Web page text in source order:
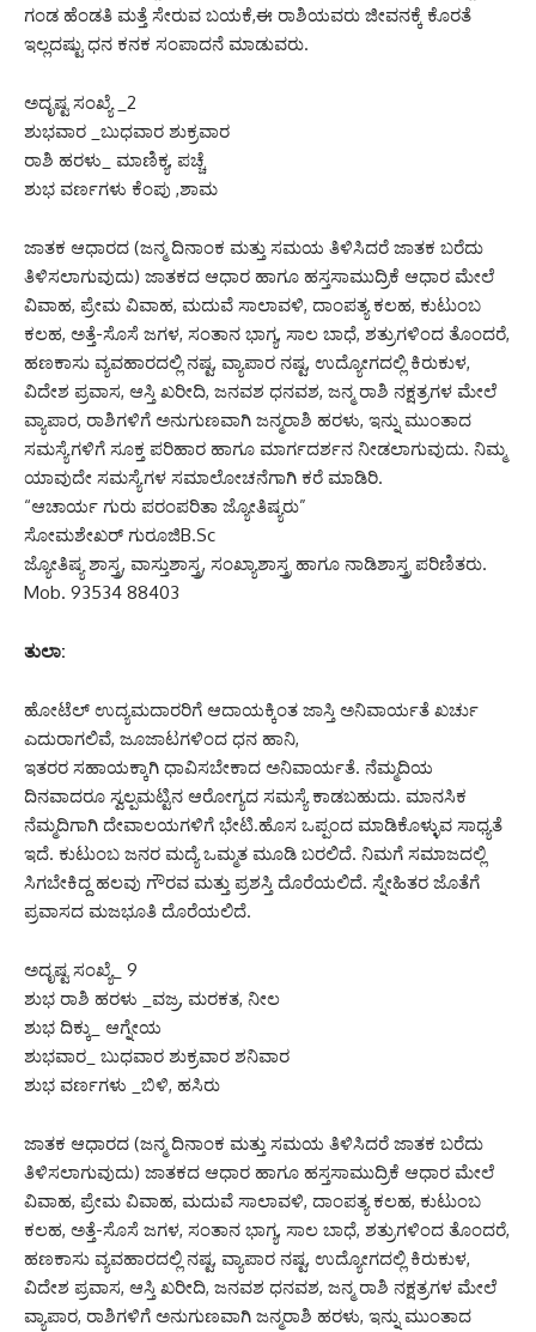
ಗಂಡ ಹೆಂಡತಿ ಮತ್ತೆ ಸೇರುವ ಬಯಕೆ,ಈ ರಾಶಿಯವರು ಜೀವನಕ್ಕೆ ಕೊರತೆ
ಇಲ್ಲದಷ್ಟು ಧನ ಕನಕ ಸಂಪಾದನೆ ಮಾಡುವರು.
ಅದೃಷ್ಟ ಸಂಖ್ಯೆ _2
ಶುಭವಾರ _ಬುಧವಾರ ಶುಕ್ರವಾರ
ರಾಶಿ ಹರಳು_ ಮಾಣಿಕ್ಯ, ಪಚ್ಚೆ
ಶುಭ ವರ್ಣಗಳು ಕೆಂಪು ,ಶಾಮ
ಜಾತಕ ಆಧಾರದ (ಜನ್ಮ ದಿನಾಂಕ ಮತ್ತು ಸಮಯ ತಿಳಿಸಿದರೆ ಜಾತಕ ಬರೆದು
ತಿಳಿಸಲಾಗುವುದು) ಜಾತಕದ ಆಧಾರ ಹಾಗೂ ಹಸ್ತಸಾಮುದ್ರಿಕೆ ಆಧಾರ ಮೇಲೆ
ವಿವಾಹ, ಪ್ರೇಮ ವಿವಾಹ, ಮದುವೆ ಸಾಲಾವಳಿ, ದಾಂಪತ್ಯ ಕಲಹ, ಕುಟುಂಬ
ಕಲಹ, ಅತ್ತೆ-ಸೊಸೆ ಜಗಳ, ಸಂತಾನ ಭಾಗ್ಯ, ಸಾಲ ಬಾಧೆ, ಶತ್ರುಗಳಿಂದ ತೊಂದರೆ,
ಹಣಕಾಸು ವ್ಯವಹಾರದಲ್ಲಿ ನಷ್ಟ, ವ್ಯಾಪಾರ ನಷ್ಟ, ಉದ್ಯೋಗದಲ್ಲಿ ಕಿರುಕುಳ,
ವಿದೇಶ ಪ್ರವಾಸ, ಆಸ್ತಿ ಖರೀದಿ, ಜನವಶ ಧನವಶ, ಜನ್ಮ ರಾಶಿ ನಕ್ಷತ್ರಗಳ ಮೇಲೆ
ವ್ಯಾಪಾರ, ರಾಶಿಗಳಿಗೆ ಅನುಗುಣವಾಗಿ ಜನ್ಮರಾಶಿ ಹರಳು, ಇನ್ನು ಮುಂತಾದ
ಸಮಸ್ಯೆಗಳಿಗೆ ಸೂಕ್ತ ಪರಿಹಾರ ಹಾಗೂ ಮಾರ್ಗದರ್ಶನ ನೀಡಲಾಗುವುದು. ನಿಮ್ಮ
ಯಾವುದೇ ಸಮಸ್ಯೆಗಳ ಸಮಾಲೋಚನೆಗಾಗಿ ಕರೆ ಮಾಡಿರಿ.
“ಆಚಾರ್ಯ ಗುರು ಪರಂಪರಿತಾ ಜ್ಯೋತಿಷ್ಯರು”
ಸೋಮಶೇಖರ್ ಗುರೂಜಿB.Sc
ಜ್ಯೋತಿಷ್ಯ ಶಾಸ್ತ್ರ, ವಾಸ್ತುಶಾಸ್ತ್ರ, ಸಂಖ್ಯಾಶಾಸ್ತ್ರ ಹಾಗೂ ನಾಡಿಶಾಸ್ತ್ರ ಪರಿಣಿತರು.
Mob. 93534 88403
ತುಲಾ:
ಹೋಟೆಲ್ ಉದ್ಯಮದಾರರಿಗೆ ಆದಾಯಕ್ಕಿಂತ ಜಾಸ್ತಿ ಅನಿವಾರ್ಯತೆ ಖರ್ಚು
ಎದುರಾಗಲಿವೆ, ಜೂಜಾಟಗಳಿಂದ ಧನ ಹಾನಿ,
ಇತರರ ಸಹಾಯಕ್ಕಾಗಿ ಧಾವಿಸಬೇಕಾದ ಅನಿವಾರ್ಯತೆ. ನೆಮ್ಮದಿಯ
ದಿನವಾದರೂ ಸ್ವಲ್ಪಮಟ್ಟಿನ ಆರೋಗ್ಯದ ಸಮಸ್ಯೆ ಕಾಡಬಹುದು. ಮಾನಸಿಕ
ನೆಮ್ಮದಿಗಾಗಿ ದೇವಾಲಯಗಳಿಗೆ ಭೇಟಿ.ಹೊಸ ಒಪ್ಪಂದ ಮಾಡಿಕೊಳ್ಳುವ ಸಾಧ್ಯತೆ
ಇದೆ. ಕುಟುಂಬ ಜನರ ಮದ್ಯೆ ಒಮ್ಮತ ಮೂಡಿ ಬರಲಿದೆ. ನಿಮಗೆ ಸಮಾಜದಲ್ಲಿ
ಸಿಗಬೇಕಿದ್ದ ಹಲವು ಗೌರವ ಮತ್ತು ಪ್ರಶಸ್ತಿ ದೊರೆಯಲಿದೆ. ಸ್ನೇಹಿತರ ಜೊತೆಗೆ
ಪ್ರವಾಸದ ಮಜಭೂತಿ ದೊರೆಯಲಿದೆ.
ಅದೃಷ್ಟ ಸಂಖ್ಯೆ_ 9
ಶುಭ ರಾಶಿ ಹರಳು _ವಜ್ರ, ಮರಕತ, ನೀಲ
ಶುಭ ದಿಕ್ಕು_ ಆಗ್ನೇಯ
ಶುಭವಾರ_ ಬುಧವಾರ ಶುಕ್ರವಾರ ಶನಿವಾರ
ಶುಭ ವರ್ಣಗಳು _ಬಿಳಿ, ಹಸಿರು
ಜಾತಕ ಆಧಾರದ (ಜನ್ಮ ದಿನಾಂಕ ಮತ್ತು ಸಮಯ ತಿಳಿಸಿದರೆ ಜಾತಕ ಬರೆದು
ತಿಳಿಸಲಾಗುವುದು) ಜಾತಕದ ಆಧಾರ ಹಾಗೂ ಹಸ್ತಸಾಮುದ್ರಿಕೆ ಆಧಾರ ಮೇಲೆ
ವಿವಾಹ, ಪ್ರೇಮ ವಿವಾಹ, ಮದುವೆ ಸಾಲಾವಳಿ, ದಾಂಪತ್ಯ ಕಲಹ, ಕುಟುಂಬ
ಕಲಹ, ಅತ್ತೆ-ಸೊಸೆ ಜಗಳ, ಸಂತಾನ ಭಾಗ್ಯ, ಸಾಲ ಬಾಧೆ, ಶತ್ರುಗಳಿಂದ ತೊಂದರೆ,
ಹಣಕಾಸು ವ್ಯವಹಾರದಲ್ಲಿ ನಷ್ಟ, ವ್ಯಾಪಾರ ನಷ್ಟ, ಉದ್ಯೋಗದಲ್ಲಿ ಕಿರುಕುಳ,
ವಿದೇಶ ಪ್ರವಾಸ, ಆಸ್ತಿ ಖರೀದಿ, ಜನವಶ ಧನವಶ, ಜನ್ಮ ರಾಶಿ ನಕ್ಷತ್ರಗಳ ಮೇಲೆ
ವ್ಯಾಪಾರ, ರಾಶಿಗಳಿಗೆ ಅನುಗುಣವಾಗಿ ಜನ್ಮರಾಶಿ ಹರಳು, ಇನ್ನು ಮುಂತಾದ